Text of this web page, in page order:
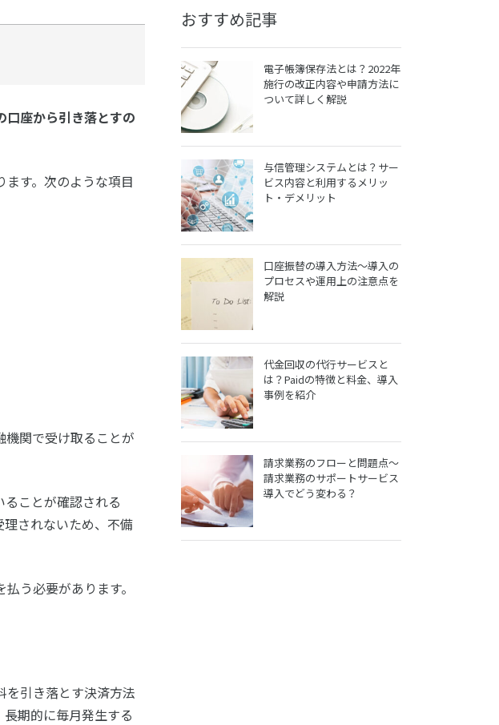
口座から引き落とすの
す。次のような項目
関で受け取ることが
ことが確認される
されないため、不備
う必要があります。
を引き落とす決済方法
期的に毎月発生する
おすすめ記事
電子帳簿保存法とは？2022年
施行の改正内容や申請方法に
ついて詳しく解説
与信管理システムとは？サー
ビス内容と利用するメリッ
ト・デメリット
口座振替の導入方法～導入の
プロセスや運用上の注意点を
解説
代金回収の代行サービスと
は？Paidの特徴と料金、導入
事例を紹介
請求業務のフローと問題点～
請求業務のサポートサービス
導入でどう変わる？